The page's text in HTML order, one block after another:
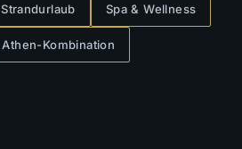
Strandurlaub Spa & Wellness
Athen-Kombination